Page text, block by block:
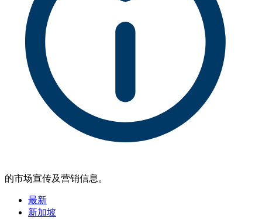
的市场宣传及营销信息。
最新
新加坡